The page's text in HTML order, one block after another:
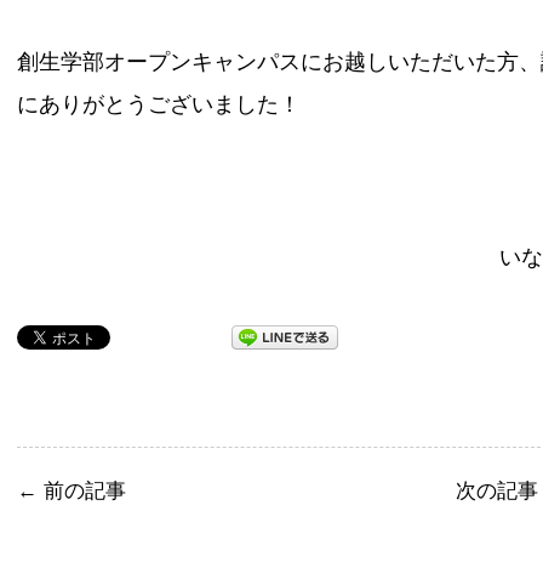
創生学部オープンキャンパスにお越しいただいた方
にありがとうございました！
い
← 前の記事 次の記事